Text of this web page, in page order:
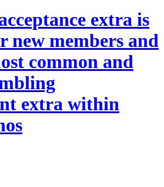
extra is
new members and
common and
extra within